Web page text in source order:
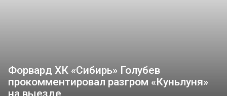
Форвард ХК «Сибирь» Голубев
прокомментировал разгром «Куньлуня»
на выезде